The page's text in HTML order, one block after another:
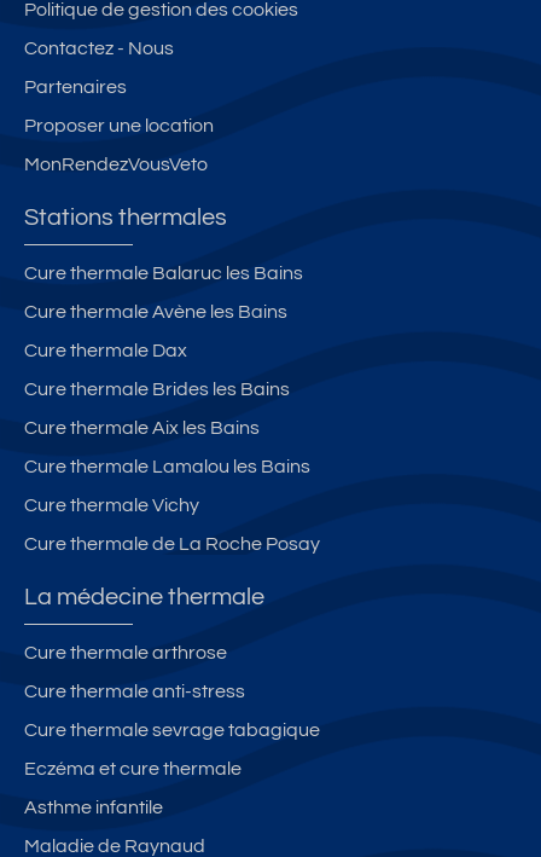
Politique de gestion des cookies
Contactez - Nous
Partenaires
Proposer une location
MonRendezVousVeto
Stations thermales
Cure thermale Balaruc les Bains
Cure thermale Avène les Bains
Cure thermale Dax
Cure thermale Brides les Bains
Cure thermale Aix les Bains
Cure thermale Lamalou les Bains
Cure thermale Vichy
Cure thermale de La Roche Posay
La médecine thermale
Cure thermale arthrose
Cure thermale anti-stress
Cure thermale sevrage tabagique
Eczéma et cure thermale
Asthme infantile
Maladie de Raynaud